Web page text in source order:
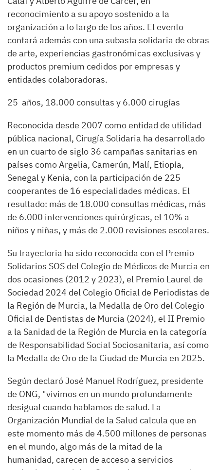
reconocimiento a su apoyo sostenido a la
organización a lo largo de los años. El evento
contará además con una subasta solidaria de obras
de arte, experiencias gastronómicas exclusivas y
productos premium cedidos por empresas y
entidades colaboradoras.
25 años, 18.000 consultas y 6.000 cirugías
Reconocida desde 2007 como entidad de utilidad
pública nacional, Cirugía Solidaria ha desarrollado
en un cuarto de siglo 36 campañas sanitarias en
países como Argelia, Camerún, Malí, Etiopía,
Senegal y Kenia, con la participación de 225
cooperantes de 16 especialidades médicas. El
resultado: más de 18.000 consultas médicas, más
de 6.000 intervenciones quirúrgicas, el 10% a
niños y niñas, y más de 2.000 revisiones escolares.
Su trayectoria ha sido reconocida con el Premio
Solidarios SOS del Colegio de Médicos de Murcia en
dos ocasiones (2012 y 2023), el Premio Laurel de
Sociedad 2024 del Colegio Oficial de Periodistas de
la Región de Murcia, la Medalla de Oro del Colegio
Oficial de Dentistas de Murcia (2024), el II Premio
a la Sanidad de la Región de Murcia en la categoría
de Responsabilidad Social Sociosanitaria, así como
la Medalla de Oro de la Ciudad de Murcia en 2025.
Según declaró José Manuel Rodríguez, presidente
de ONG, "vivimos en un mundo profundamente
desigual cuando hablamos de salud. La
Organización Mundial de la Salud calcula que en
este momento más de 4.500 millones de personas
en el mundo, algo más de la mitad de la
humanidad, carecen de acceso a servicios